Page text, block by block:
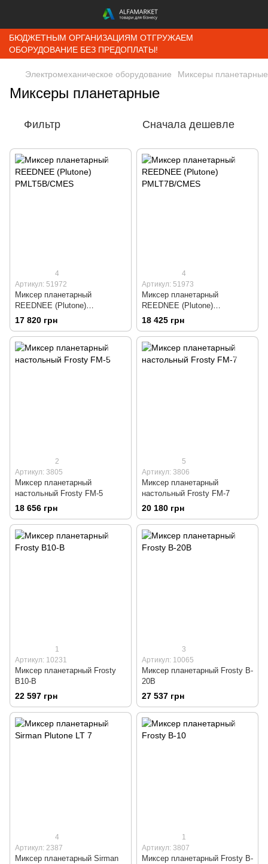
БЮДЖЕТНЫМ ОРГАНИЗАЦИЯМ ОТГРУЖАЕМ
ОБОРУДОВАНИЕ БЕЗ ПРЕДОПЛАТЫ!
Электромеханическое оборудование Миксеры планетарные
Миксеры планетарные
Фильтр Сначала дешевле
4
Артикул: 51972
Миксер планетарный
REEDNEE (Plutone)
PMLT5B/CMES
17 820 грн
4
Артикул: 51973
Миксер планетарный
REEDNEE (Plutone)
PMLT7B/CMES
18 425 грн
2
Артикул: 3805
Миксер планетарный
настольный Frosty FM-5
18 656 грн
5
Артикул: 3806
Миксер планетарный
настольный Frosty FM-7
20 180 грн
1
Артикул: 10231
Миксер планетарный Frosty
B10-B
22 597 грн
3
Артикул: 10065
Миксер планетарный Frosty B-
20В
27 537 грн
4
Артикул: 2387
Миксер планетарный Sirman
1
Артикул: 3807
Миксер планетарный Frosty B-